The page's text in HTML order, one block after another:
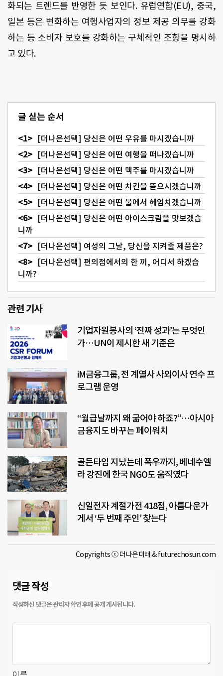
화되는 트렌드를 반영한 듯 보인다. 유럽연합(EU), 중국,
일본 등은 변화하는 여행사업자의 정보 제공 의무를 강화
하는 등 소비자 보호를 강화하는 구체적인 조항을 명시하
고 있다.
글 싣는 순서
[더나은선택] 당신은 어떤 우유를 마시겠습니까
[더나은선택] 당신은 어떤 여행을 떠나겠습니까
[더나은선택] 당신은 어떤 맥주를 마시겠습니까
[더나은선택] 당신은 어떤 치킨을 뜯으시겠습니까
[더나은선택] 당신은 어떤 물에서 헤엄치겠습니까
[더나은선택] 당신은 어떤 아이스크림을 맛보겠습
니까
[더나은선택] 여성의 그날, 당신을 지켜줄 제품은?
[더나은선택] 편의점에서의 한 끼, 어디서 하겠습
니까?
관련 기사
기업자원봉사의 ‘진짜 성과’는 무엇인
가…UN이 제시한 새 기준은
iM금융그룹, 전 계열사 사외이사 연수 프
로그램 운영
“월급날까지 왜 굶어야 하죠?”…아시아
금융지도 바꾸는 페이워치
골든타임 지났는데 폭우까지, 베네수엘
라 강진에 한국 NGO도 움직였다
신일전자 계절가전 418점, 아름다운가
게서 ‘두 번째 주인’ 찾는다
Copyrights ⓒ 더나은미래 & futurechosun.com
댓글 작성